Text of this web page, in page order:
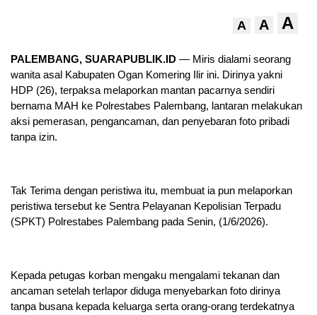
A A A
PALEMBANG, SUARAPUBLIK.ID — Miris dialami seorang
wanita asal Kabupaten Ogan Komering Ilir ini. Dirinya yakni
HDP (26), terpaksa melaporkan mantan pacarnya sendiri
bernama MAH ke Polrestabes Palembang, lantaran melakukan
aksi pemerasan, pengancaman, dan penyebaran foto pribadi
tanpa izin.
Tak Terima dengan peristiwa itu, membuat ia pun melaporkan
peristiwa tersebut ke Sentra Pelayanan Kepolisian Terpadu
(SPKT) Polrestabes Palembang pada Senin, (1/6/2026).
Kepada petugas korban mengaku mengalami tekanan dan
ancaman setelah terlapor diduga menyebarkan foto dirinya
tanpa busana kepada keluarga serta orang-orang terdekatnya